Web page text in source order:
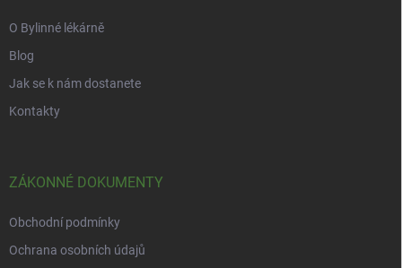
O Bylinné lékárně
Blog
Jak se k nám dostanete
Kontakty
ZÁKONNÉ DOKUMENTY
Obchodní podmínky
Ochrana osobních údajů